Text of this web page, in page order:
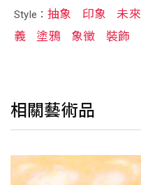
Style：抽象 印象 未來
義
塗鴉 象徵 裝飾
相關藝術品